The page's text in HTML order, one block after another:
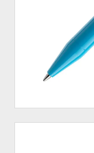
Prijava
korisnika